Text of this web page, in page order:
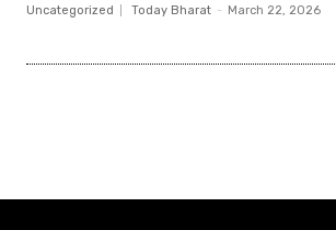
Uncategorized Today Bharat - March 22, 2026